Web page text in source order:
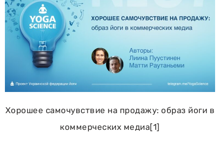
Хорошее самочувствие на продажу: образ йоги в
коммерческих медиа[1]